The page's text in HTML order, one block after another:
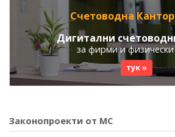
Счетоводна
Дигитални
за фирми и
тук »
Законопроекти от МС